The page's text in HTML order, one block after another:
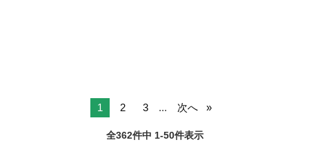
1 2 3 ... 次へ
全362件中 1-50件表示